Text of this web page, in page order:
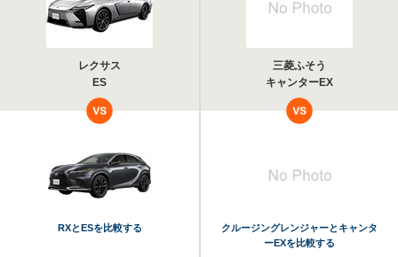
レクサス
ES
三菱ふそう
キャンターEX
RXとESを比較する
クルージングレンジャーとキャンタ
ーEXを比較する